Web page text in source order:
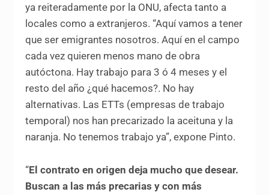
ya reiteradamente por la ONU, afecta tanto a
locales como a extranjeros. “Aquí vamos a tener
que ser emigrantes nosotros. Aquí en el campo
cada vez quieren menos mano de obra
autóctona. Hay trabajo para 3 ó 4 meses y el
resto del año ¿qué hacemos?. No hay
alternativas. Las ETTs (empresas de trabajo
temporal) nos han precarizado la aceituna y la
naranja. No tenemos trabajo ya”, expone Pinto.
“El contrato en origen deja mucho que desear.
Buscan a las más precarias y con más